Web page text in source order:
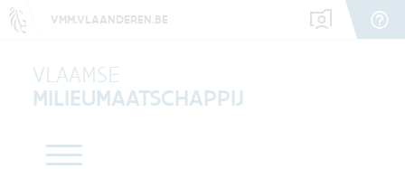
VMM.VLAANDEREN.BE
VLAAMSE
MILIEUMAATSCHAPPIJ